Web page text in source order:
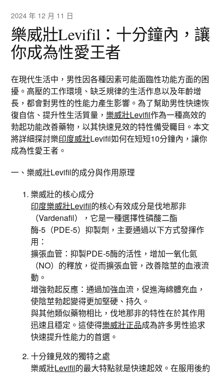
2024 年 12 月 11 日
樂威壯Levifil：十分鐘內，讓
你成為性愛王者
在現代生活中，男性因各種因素可能面臨性功能方面的困
擾。高壓的工作環境、缺乏規律的生活作息以及年齡增
長，都會對男性的性能力產生影響。為了幫助男性快速恢
復自信、提升性生活質量，樂威壯Levifil作為一種高效的
勃起功能改善藥物，以其快速見效的特性備受矚目。本文
將詳細探討樂印度威壯Levifil如何在短短10分鐘內，讓你
成為性愛王者。
一、樂威壯Levifil的成分與作用原理
樂威壯的核心成分
印度樂威壯Levifil的核心有效成分是伐地那非
（Vardenafil），它是一種選擇性磷酸二酯
酶-5（PDE-5）抑製劑，主要通過以下方式發揮作
用：
擴張血管：抑製PDE-5酶的活性，增加一氧化氮
（NO）的釋放，從而擴張血管，改善陰莖的血液流
動。
增強勃起反應：通過加強血流，促進海綿體充血，
使陰莖勃起變得更加堅硬、持久。
與其他類似藥物相比，伐地那非的特性在於其作用
迅速且穩定。這使得樂威壯正品成為許多男性追求
快速提升性能力的首選。
十分鐘見效的獨特之處
樂威壯Levifil的最大特點就是快速起效。在服用後約